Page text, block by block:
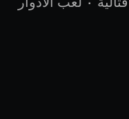
قتالية • لعب الأدوار